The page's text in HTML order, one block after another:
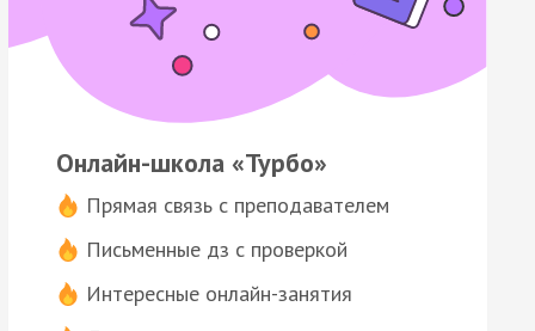
Онлайн-школа «Турбо»
Прямая связь с преподавателем
Письменные дз с проверкой
Интересные онлайн-занятия